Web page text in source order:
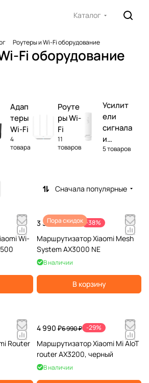
Каталог
Роутеры и Wi-Fi оборудование
Fi оборудование
Адап
теры
Wi-Fi
4
товара
Роуте
ры Wi-
Fi
11
товаров
Усилит
ели
сигнала
и
репите
5 товаров
Сначала популярные
Wi-
Пора скидок
3 390 ₽5 490 ₽ -38%
Маршрутизатор Xiaomi Mesh
System AX3000 NE
В наличии
В корзину
Router
4 990 ₽6 990 ₽ -29%
Маршрутизатор Xiaomi Mi AIoT
router AX3200, черный
В наличии